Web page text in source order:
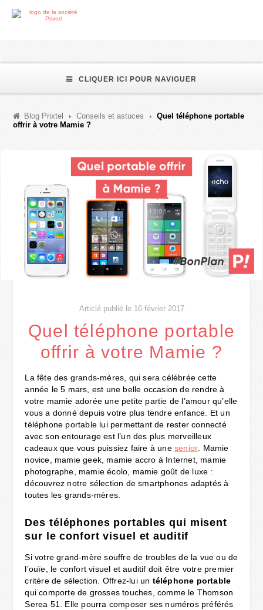
CLIQUER ICI POUR NAVIGUER
Blog Prixtel Conseils et astuces
Quel téléphone portable
offrir à votre Mamie ?
Articlé publié le 16 février 2017
Quel téléphone portable
offrir à votre Mamie ?
La fête des grands-mères, qui sera célébrée cette
année le 5 mars, est une belle occasion de rendre à
votre mamie adorée une petite partie de l’amour qu’elle
vous a donné depuis votre plus tendre enfance. Et un
téléphone portable lui permettant de rester connecté
avec son entourage est l’un des plus merveilleux
cadeaux que vous puissiez faire à unesenior . Mamie
novice, mamie geek, mamie accro à Internet, mamie
photographe, mamie écolo, mamie goût de luxe :
découvrez notre sélection de smartphones adaptés à
toutes les grands-mères.
Des téléphones portables qui misent
sur le confort visuel et auditif
Si votre grand-mère souffre de troubles de la vue ou de
l’ouïe, le confort visuel et auditif doit être votre premier
critère de sélection. Offrez-lui un téléphone portable
qui comporte de grosses touches, comme le Thomson
Serea 51. Elle pourra composer ses numéros préférés